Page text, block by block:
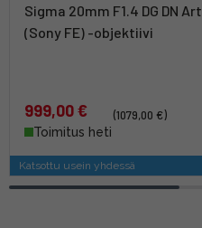
Sigma 20mm F1.4 DG DN Art
(Sony FE) -objektiivi
999,00 €
(1079,00 €)
Toimitus heti
Katsottu usein yhdessä